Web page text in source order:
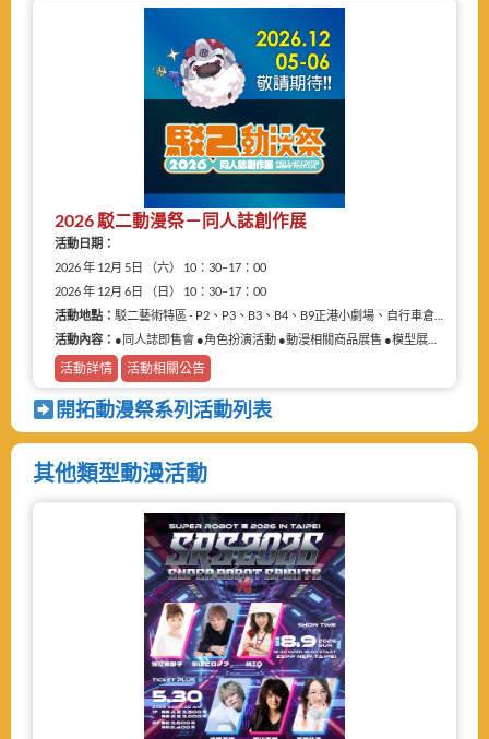
2026 駁二動漫祭－同人誌創作展
活動日期：
2026 年 12月 5日 （六） 10：30–17：00
2026 年 12月 6日 （日） 10：30–17：00
活動地點： 駁二藝術特區 - P2、P3、B3、B4、B9正港小劇場、自行車倉庫
活動內容： ●同人誌即售會 ●角色扮演活動 ●動漫相關商品展售 ●模型展售 ●二手物品販售攤
活動詳情 活動相關公告
開拓動漫祭系列活動列表
其他類型動漫活動